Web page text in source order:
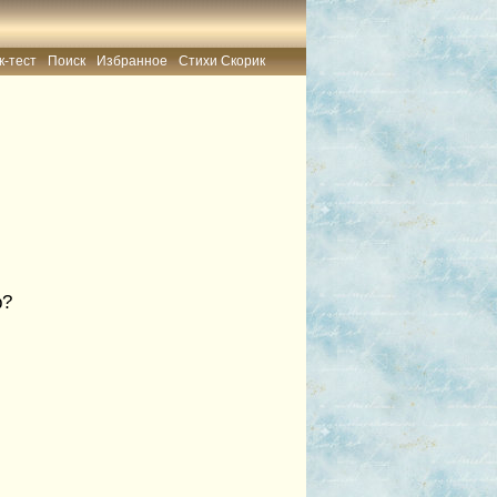
тест Поиск Избранное Стихи Скорик